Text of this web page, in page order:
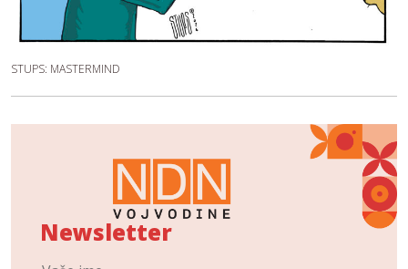
STUPS: MASTERMIND
Newsletter